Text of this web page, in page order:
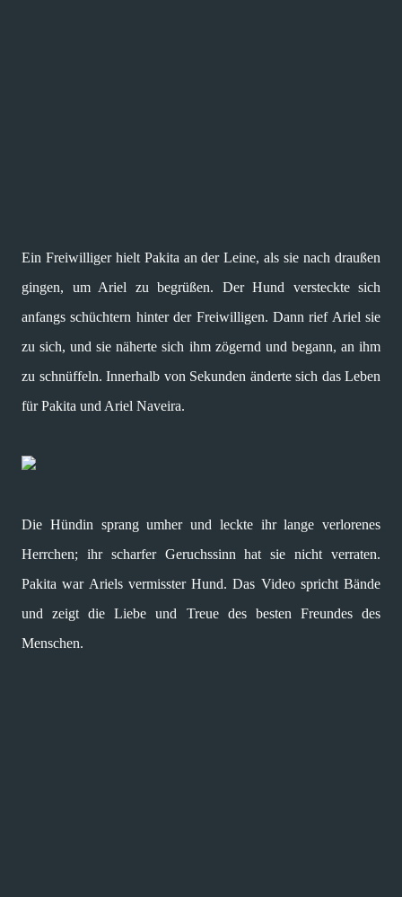
Ein Freiwilliger hielt Pakita an der Leine, als sie nach draußen
gingen, um Ariel zu begrüßen. Der Hund versteckte sich
anfangs schüchtern hinter der Freiwilligen. Dann rief Ariel sie
zu sich, und sie näherte sich ihm zögernd und begann, an ihm
zu schnüffeln. Innerhalb von Sekunden änderte sich das Leben
für Pakita und Ariel Naveira.
Die Hündin sprang umher und leckte ihr lange verlorenes
Herrchen; ihr scharfer Geruchssinn hat sie nicht verraten.
Pakita war Ariels vermisster Hund. Das Video spricht Bände
und zeigt die Liebe und Treue des besten Freundes des
Menschen.